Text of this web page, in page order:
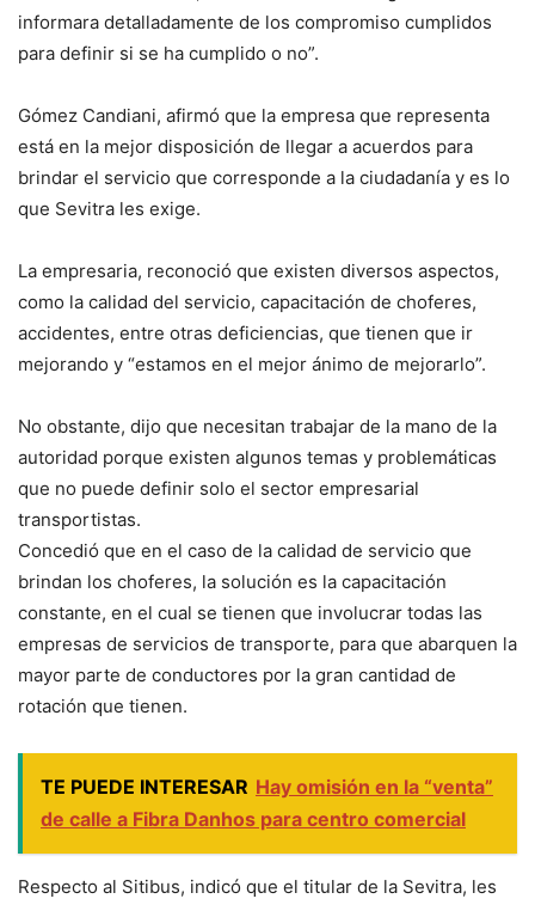
informara detalladamente de los compromiso cumplidos
para definir si se ha cumplido o no”.
Gómez Candiani, afirmó que la empresa que representa
está en la mejor disposición de llegar a acuerdos para
brindar el servicio que corresponde a la ciudadanía y es lo
que Sevitra les exige.
La empresaria, reconoció que existen diversos aspectos,
como la calidad del servicio, capacitación de choferes,
accidentes, entre otras deficiencias, que tienen que ir
mejorando y “estamos en el mejor ánimo de mejorarlo”.
No obstante, dijo que necesitan trabajar de la mano de la
autoridad porque existen algunos temas y problemáticas
que no puede definir solo el sector empresarial
transportistas.
Concedió que en el caso de la calidad de servicio que
brindan los choferes, la solución es la capacitación
constante, en el cual se tienen que involucrar todas las
empresas de servicios de transporte, para que abarquen la
mayor parte de conductores por la gran cantidad de
rotación que tienen.
TE PUEDE INTERESAR Hay omisión en la “venta”
de calle a Fibra Danhos para centro comercial
Respecto al Sitibus, indicó que el titular de la Sevitra, les